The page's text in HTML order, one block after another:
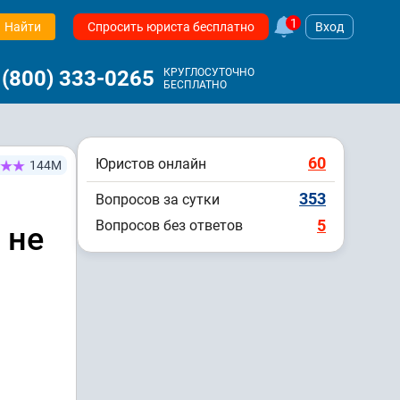
Найти Спросить юриста бесплатно 1 Вход
333-0265
КРУГЛОСУТОЧНО
БЕСПЛАТНО
144М Юристов онлайн 60
Вопросов за сутки 353
Вопросов без ответов 5